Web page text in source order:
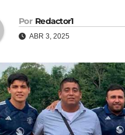
Por Redactor1
ABR 3, 2025